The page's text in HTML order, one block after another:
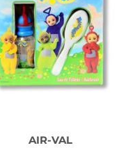
AIR-VAL